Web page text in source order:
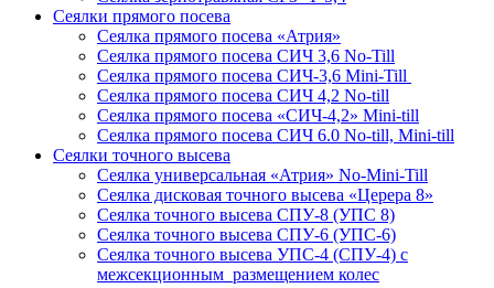
Сеялки прямого посева
Сеялка прямого посева «Атрия»
Сеялка прямого посева СИЧ 3,6 No-Till
Сеялка прямого посева СИЧ-3,6 Mini-Till
Сеялка прямого посева СИЧ 4,2 No-till
Сеялка прямого посева «СИЧ-4,2» Mini-till
Сеялка прямого посева СИЧ 6.0 No-till, Mini-till
Сеялки точного высева
Сеялка универсальная «Атрия» No-Mini-Till
Сеялка дисковая точного высева «Церера 8»
Сеялка точного высева СПУ-8 (УПС 8)
Сеялка точного высева СПУ-6 (УПС-6)
Сеялка точного высева УПС-4 (СПУ-4) с
межсекционным размещением колес